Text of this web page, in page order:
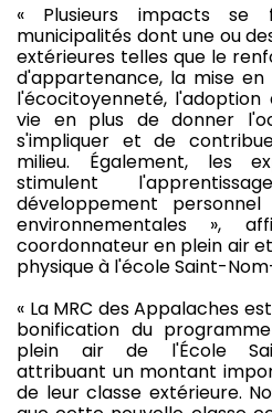
« Plusieurs impacts
municipalités dont une ou
extérieures telles que le
d'appartenance, la mise
l'écocitoyenneté, l'adoption
vie en plus de donner
s'impliquer et de
milieu. Également, les
stimulent
développement
environnementales »,
coordonnateur en plein air
physique à l'école Saint-
« La MRC des Appalaches
bonification du
plein air de l'École
attribuant un montant
de leur classe extérieure.